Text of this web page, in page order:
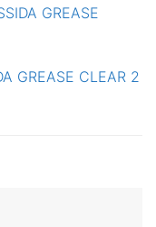
GREASE
GREASE CLEAR 2